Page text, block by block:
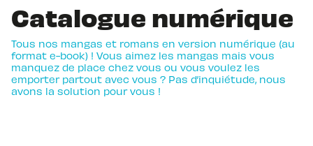
Catalogue numérique
Tous nos mangas et romans en version numérique (au
format e-book) ! Vous aimez les mangas mais vous
manquez de place chez vous ou vous voulez les
emporter partout avec vous ? Pas d’inquiétude, nous
avons la solution pour vous !